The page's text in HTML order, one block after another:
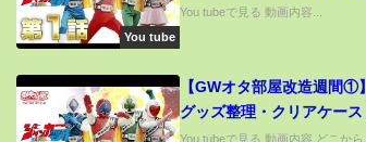
You tube
You tubeで見る 動画内容...
【GWオタ部屋改造週間①
グッズ整理・クリアケー
刃・呪術廻戦】
You tubeで見る 動画内容 どこか